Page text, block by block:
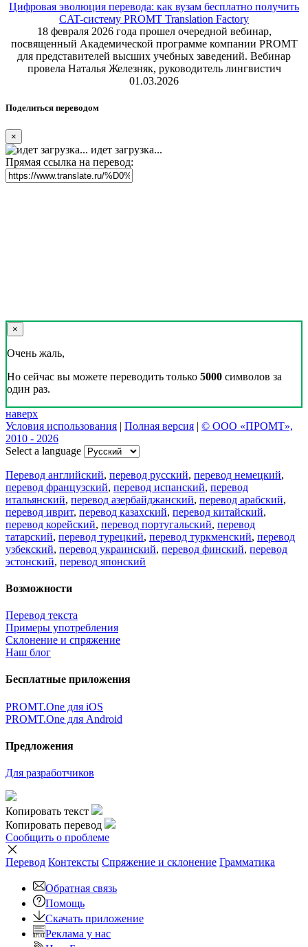
Цифровая эволюция перевода: как вузам бесплатно получить
CAT-систему PROMT Translation Factory
18 февраля 2026 года прошел очередной вебинар,
посвященный Академической программе компании PROMT
для представителей высших учебных заведений. Вебинар
провела Наталья Железняк, руководитель лингвистич
01.03.2026
Поделиться переводом
×
идет загрузка...
Прямая ссылка на перевод:
×
Очень жаль,
Но сейчас вы можете переводить только 5000 символов за
один раз.
наверх
Условия использования | Полная версия | © ООО «ПРОМТ»,
2010 - 2026
Select a language
Перевод английский, перевод русский, перевод немецкий,
перевод французский, перевод испанский, перевод
итальянский, перевод азербайджанский, перевод арабский,
перевод иврит, перевод казахский, перевод китайский,
перевод корейский, перевод португальский, перевод
татарский, перевод турецкий, перевод туркменский, перевод
узбекский, перевод украинский, перевод финский, перевод
эстонский, перевод японский
Возможности
Перевод текста
Примеры употребления
Склонение и спряжение
Наш блог
Бесплатные приложения
PROMT.One для iOS
PROMT.One для Android
Предложения
Для разработчиков
Копировать текст
Копировать перевод
Сообщить о проблеме
Перевод Контексты Спряжение и склонение Грамматика
Обратная связь
Помощь
Скачать приложение
Реклама у нас